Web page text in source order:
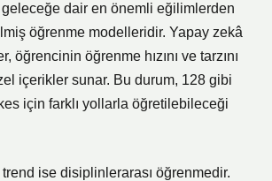
geleceğe dair en önemli eğilimlerden
öğrenme modelleridir. Yapay zekâ
öğrencinin öğrenme hızını ve tarzını
içerikler sunar. Bu durum, 128 gibi
için farklı yollarla öğretilebileceği
ise disiplinlerarası öğrenmedir.